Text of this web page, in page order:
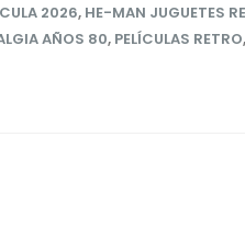
2026, HE-MAN JUGUETES
AÑOS 80, PELÍCULAS RETRO,